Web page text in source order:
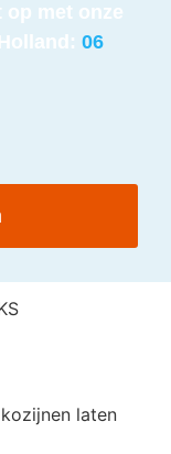
op met onze
06